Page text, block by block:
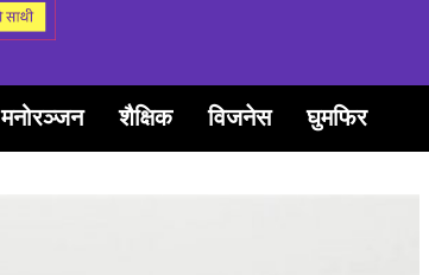
मनोरञ्जन शैक्षिक विजनेस घुमफिर